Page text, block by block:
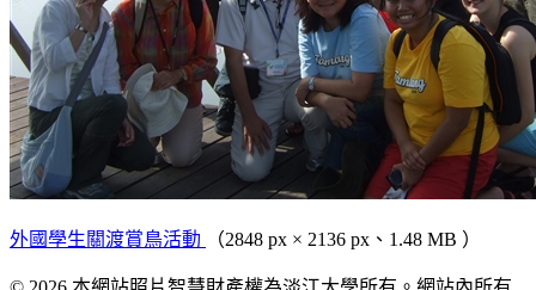
外國學生關渡賞鳥活動 （2848 px × 2136 px、1.48 MB ）